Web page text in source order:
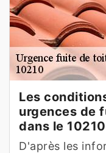
Les
urgences de
dans le 10210
D'après les